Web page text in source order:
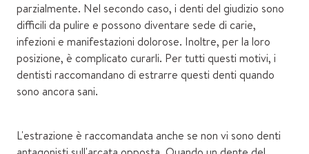
parzialmente. Nel secondo caso, i denti del giudizio sono
difficili da pulire e possono diventare sede di carie,
infezioni e manifestazioni dolorose. Inoltre, per la loro
posizione, è complicato curarli. Per tutti questi motivi, i
dentisti raccomandano di estrarre questi denti quando
sono ancora sani.
L'estrazione è raccomandata anche se non vi sono denti